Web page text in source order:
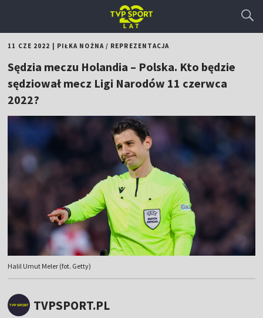
11 CZE 2022 PIŁKA NOŻNA/ REPREZENTACJA
Sędzia meczu Holandia – Polska. Kto będzie
sędziował mecz Ligi Narodów 11 czerwca
2022?
Halil Umut Meler (fot. Getty)
TVPSPORT.PL